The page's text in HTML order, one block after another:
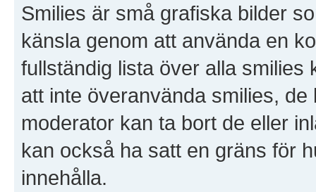
Smilies är små grafiska bilder
känsla genom att använda en
fullständig lista över alla
att inte överanvända smilies,
moderator kan ta bort de eller
kan också ha satt en gräns för
innehålla.